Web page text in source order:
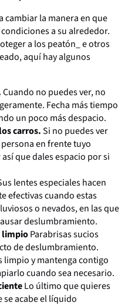
cambiar la manera en que
a su alrededor.
a los peatón_ e otros
aquí hay algunos
Cuando no puedes ver, no
Fecha más tiempo
un poco más despacio.
carros.Si no puedes ver
en frente tuyo
que dales espacio por si
lentes especiales hacen
efectivas cuando estas
o nevados, en las que
deslumbramiento.
limpioParabrisas sucios
de deslumbramiento.
limpio y mantenga contigo
cuando sea necesario.
Lo último que quieres
se acabe el líquido